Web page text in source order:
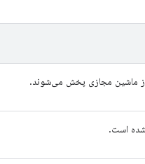
از ماشین مجازی پخش می‌شوند.
است.